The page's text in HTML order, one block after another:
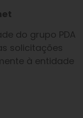
do grupo PDA
solicitações
à entidade